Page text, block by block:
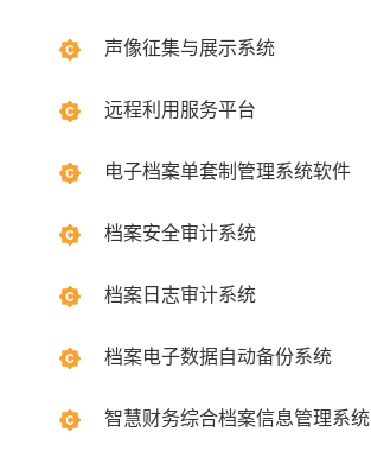
声像征集与展示系统
远程利用服务平台
电子档案单套制管理系统软件
档案安全审计系统
档案日志审计系统
档案电子数据自动备份系统
智慧财务综合档案信息管理系统